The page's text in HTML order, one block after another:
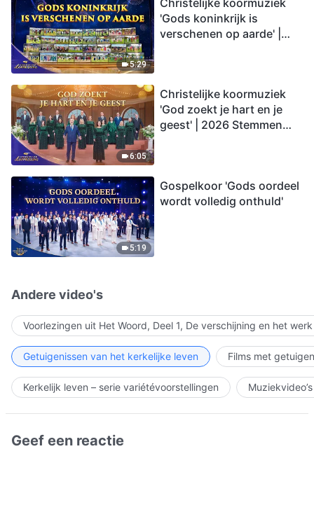
5:29
'Gods koninkrijk is
verschenen op aarde' |
6:05
Christelijke koormuziek
'God zoekt je hart en je
geest' | 2026 Stemmen
5:19
Gospelkoor 'Gods oordeel
wordt volledig onthuld'
Andere video's
Voorlezingen uit Het Woord, Deel 1, De verschijning en het
Getuigenissen van het kerkelijke leven Films met
Kerkelijk leven – serie variétévoorstellingen Muziekvideo’s
Geef een reactie